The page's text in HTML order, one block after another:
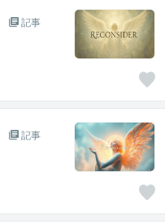
記事
記事